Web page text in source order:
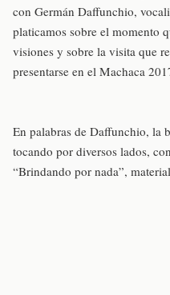
con Germán Daffunchio,
platicamos sobre el momento
visiones y sobre la visita que
presentarse en el Machaca
En palabras de Daffunchio, la
tocando por diversos lados,
“Brindando por nada”,